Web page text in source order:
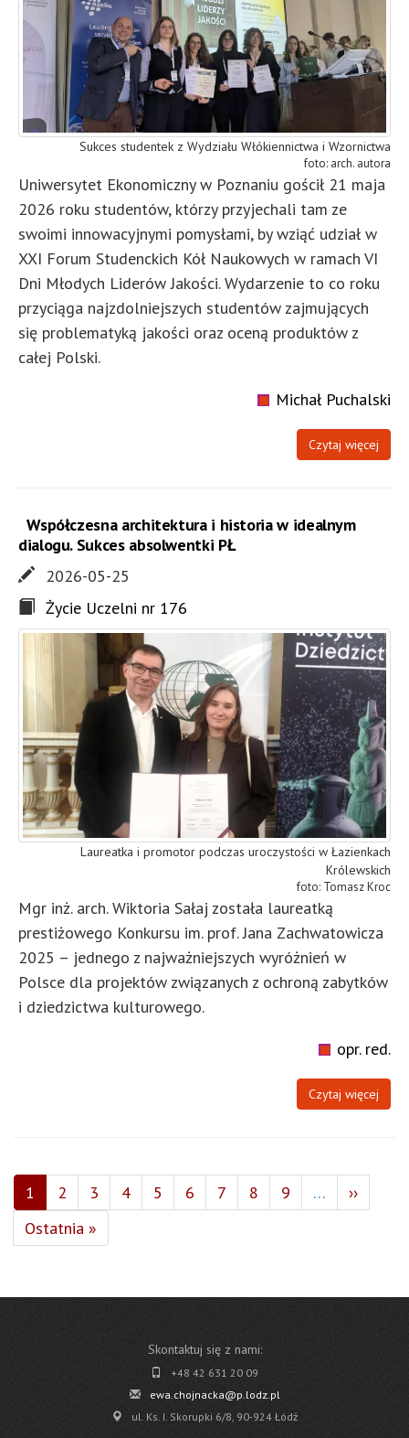
Sukces studentek z Wydziału Włókiennictwa i Wzornictwa
arch. autora
Uniwersytet Ekonomiczny w Poznaniu gościł 21 maja
2026 roku studentów, którzy przyjechali tam ze
swoimi innowacyjnymi pomysłami, by wziąć udział w
XXI Forum Studenckich Kół Naukowych w ramach VI
Dni Młodych Liderów Jakości. Wydarzenie to co roku
przyciąga najzdolniejszych studentów zajmujących
się problematyką jakości oraz oceną produktów z
całej Polski.
Michał Puchalski
Czytaj więcej
Współczesna architektura i historia w idealnym
dialogu. Sukces absolwentki PŁ
2026-05-25
Życie Uczelni nr 176
Laureatka i promotor podczas uroczystości w Łazienkach
Królewskich
Tomasz Kroc
Mgr inż. arch. Wiktoria Sałaj została laureatką
prestiżowego Konkursu im. prof. Jana Zachwatowicza
2025 – jednego z najważniejszych wyróżnień w
Polsce dla projektów związanych z ochroną zabytków
i dziedzictwa kulturowego.
opr. red.
Czytaj więcej
Stronicowanie
Bieżąca
strona
1 Page
2 Page
3 Page
4 Page
5 Page
6 Page
7 Page
8 Page
9 …
strona
››
Ostatnia
strona
Ostatnia »
Skontaktuj się z nami:
+48 42 631 20 09
ewa.chojnacka@p.lodz.pl
ul. Ks. I. Skorupki 6/8, 90-924 Łódź